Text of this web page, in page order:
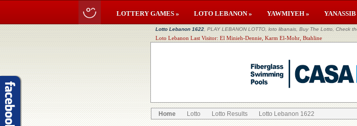
LOTTERY GAMES » LOTO LEBANON » YAWMIYEH » YANASSIB
Lotto Lebanon 1622 , PLAY LEBANON LOTTO, loto libanais, Buy The Lotto, Check
Loto Lebanon Last Visitor: El Minieh-Dennie, Karm El-Mohr, Btahline
Home Lotto Lotto Results Lotto Lebanon 1622